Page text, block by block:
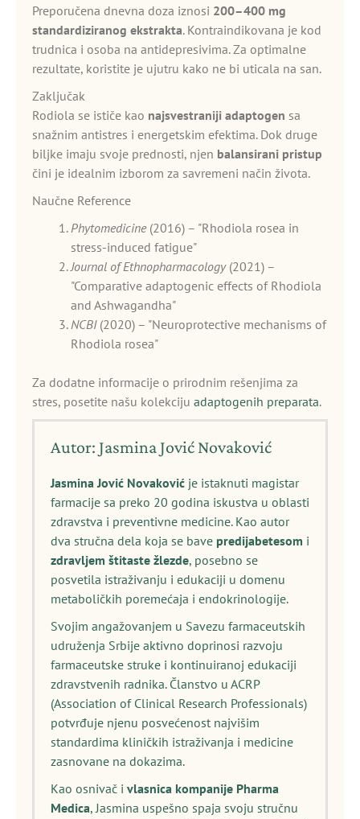
Preporučena dnevna doza iznosi 200–400 mg
standardiziranog ekstrakta. Kontraindikovana je kod
trudnica i osoba na antidepresivima. Za optimalne
rezultate, koristite je ujutru kako ne bi uticala na san.
Zaključak
Rodiola se ističe kao najsvestraniji adaptogen sa
snažnim antistres i energetskim efektima. Dok druge
biljke imaju svoje prednosti, njen balansirani pristup
čini je idealnim izborom za savremeni način života.
Naučne Reference
Phytomedicine(2016) – "Rhodiola rosea in
stress-induced fatigue"
Journal of Ethnopharmacology(2021) –
"Comparative adaptogenic effects of Rhodiola
and Ashwagandha"
NCBI(2020) – "Neuroprotective mechanisms of
Rhodiola rosea"
Za dodatne informacije o prirodnim rešenjima za
stres, posetite našu kolekciju adaptogenih preparata.
Autor: Jasmina Jović Novaković
Jasmina Jović Novaković je istaknuti magistar
farmacije sa preko 20 godina iskustva u oblasti
zdravstva i preventivne medicine. Kao autor
dva stručna dela koja se bave predijabetesom i
zdravljem štitaste žlezde, posebno se
posvetila istraživanju i edukaciji u domenu
metaboličkih poremećaja i endokrinologije.
Svojim angažovanjem u Savezu farmaceutskih
udruženja Srbije aktivno doprinosi razvoju
farmaceutske struke i kontinuiranoj edukaciji
zdravstvenih radnika. Članstvo u ACRP
(Association of Clinical Research Professionals)
potvrđuje njenu posvećenost najvišim
standardima kliničkih istraživanja i medicine
zasnovane na dokazima.
Kao osnivač i vlasnica kompanije Pharma
Medica, Jasmina uspešno spaja svoju stručnu